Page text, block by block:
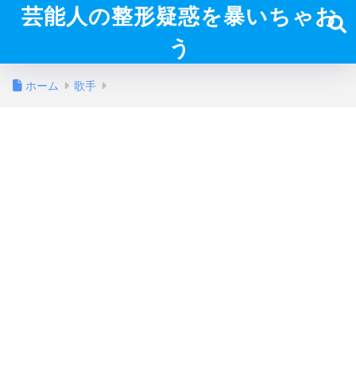
芸能人の整形疑惑を暴いちゃお
う
ホーム 歌手